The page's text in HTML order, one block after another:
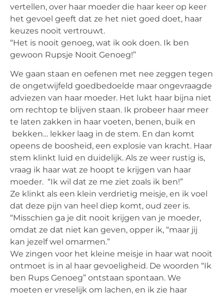
vertellen, over haar moeder die haar keer op keer
het gevoel geeft dat ze het niet goed doet, haar
keuzes nooit vertrouwt.
“Het is nooit genoeg, wat ik ook doen. Ik ben
gewoon Rupsje Nooit Genoeg!”
We gaan staan en oefenen met nee zeggen tegen
de ongetwijfeld goedbedoelde maar ongevraagde
adviezen van haar moeder. Het lukt haar bijna niet
om rechtop te blijven staan. Ik probeer haar meer
te laten zakken in haar voeten, benen, buik en
bekken… lekker laag in de stem. En dan komt
opeens de boosheid, een explosie van kracht. Haar
stem klinkt luid en duidelijk. Als ze weer rustig is,
vraag ik haar wat ze hoopt te krijgen van haar
moeder. “Ik wil dat ze me ziet zoals ik ben!”
Ze klinkt als een klein verdrietig meisje, en ik voel
dat deze pijn van heel diep komt, oud zeer is.
“Misschien ga je dit nooit krijgen van je moeder,
omdat ze dat niet kan geven, opper ik, “maar jij
kan jezelf wel omarmen.”
We zingen voor het kleine meisje in haar wat nooit
ontmoet is in al haar gevoeligheid. De woorden “Ik
ben Rups Genoeg” ontstaan spontaan. We
moeten er vreselijk om lachen, en ik zie haar